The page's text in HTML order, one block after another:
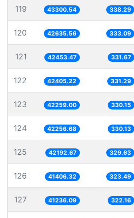
119 43300.54 338.29
120 42635.56 333.09
121 42453.47 331.67
122 42405.22 331.29
123 42259.00 330.15
124 42256.68 330.13
125 42192.67 329.63
126 41406.32 323.49
127 41236.09 322.16